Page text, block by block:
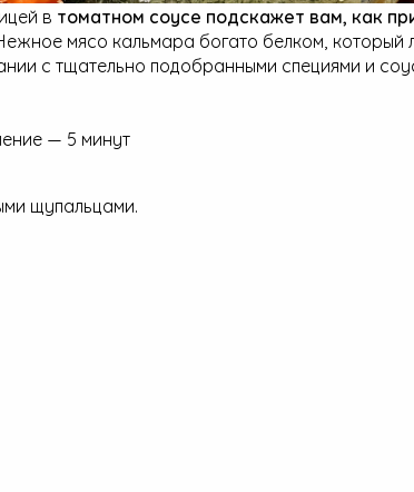
в томатном соусе подскажет вам, как
мясо кальмара богато белком, который
с тщательно подобранными специями и
— 5 минут
щупальцами.